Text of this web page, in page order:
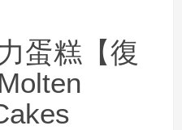
蛋糕【復